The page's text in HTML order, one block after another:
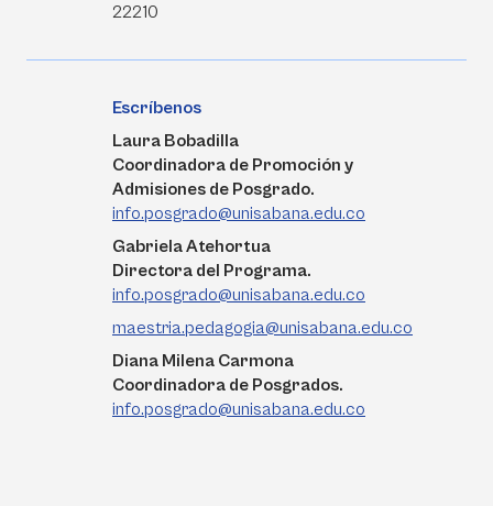
22210
Escríbenos
Laura Bobadilla
Coordinadora de Promoción y
Admisiones de Posgrado.
info.posgrado@unisabana.edu.co
Gabriela Atehortua
Directora del Programa.
info.posgrado@unisabana.edu.co
maestria.pedagogia@unisabana.edu.co
Diana Milena Carmona
Coordinadora de Posgrados.
info.posgrado@unisabana.edu.co